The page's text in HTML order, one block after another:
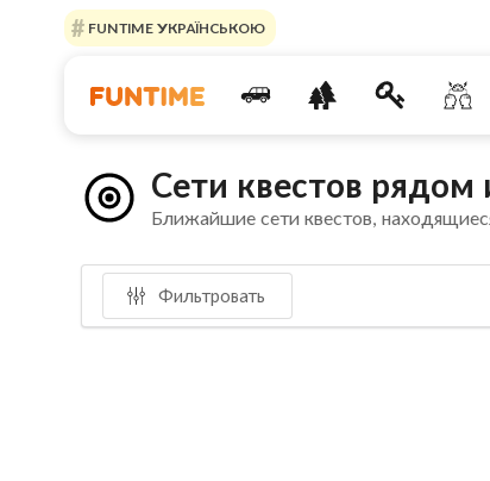
FUNTIME УКРАЇНСЬКОЮ
Сети квестов рядом
Ближайшие сети квестов,
Фильтровать